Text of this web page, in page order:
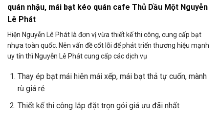
quán nhậu, mái bạt kéo quán cafe Thủ Dầu Một Nguyễn
Lê Phát
Hiện Nguyễn Lê Phát là đơn vị vừa thiết kế thi công, cung cấp bạt
nhựa toàn quốc. Nên vấn đề cốt lỗi để phát triển thương hiệu mạnh
uy tín thì Nguyễn Lê Phát cung cấp các dịch vụ
Thay ép bạt mái hiên mái xếp, mái bạt thả tự cuốn, mành
rù giá rẻ
Thiết kế thi công lắp đặt trọn gói giá ưu đãi nhất